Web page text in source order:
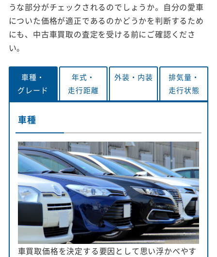
うな部分がチェックされるのでしょうか。自分の愛車
についた価格が適正であるのかどうかを判断するため
にも、中古車買取の査定を受ける前にご確認くださ
い。
車種・
グレード
年式・
走行距離
外装・ 内装
排気量・
走行状態
車種
車買取価格を決定する要因として思い浮かべやす